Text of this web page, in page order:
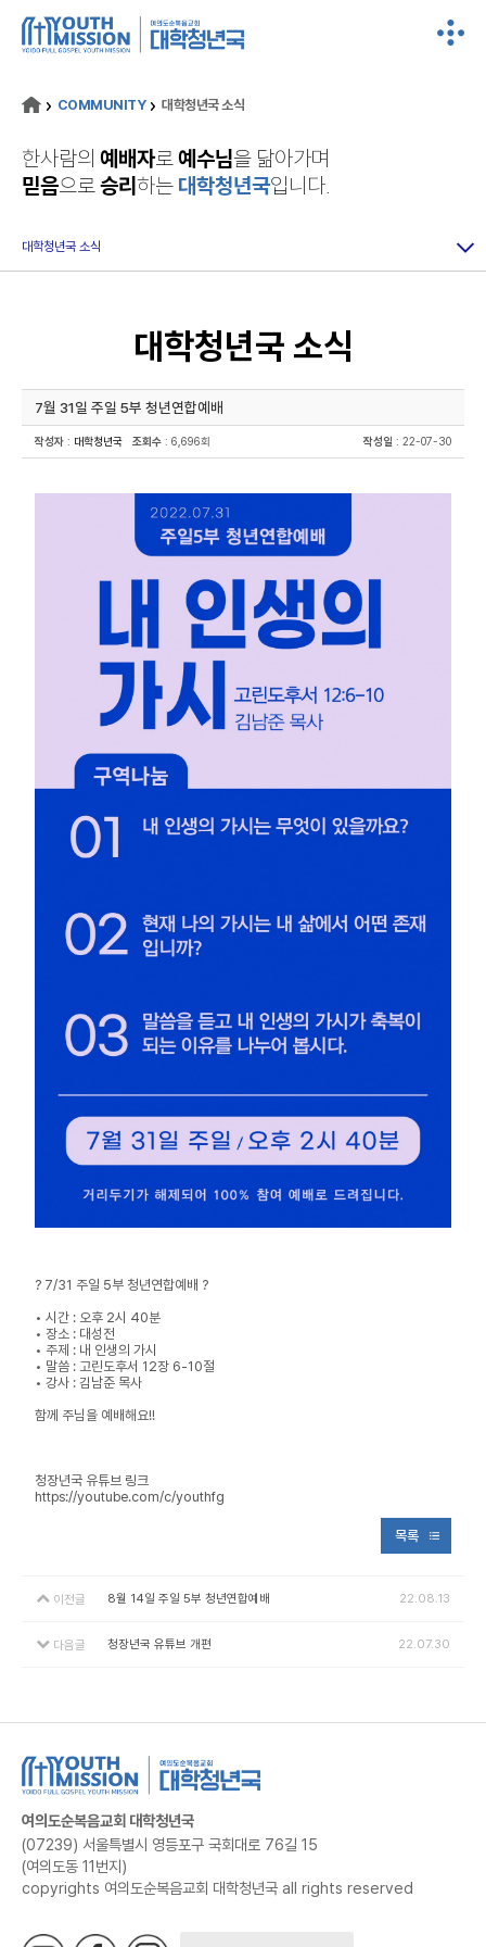
COMMUNITY 대학청년국 소식
한사람의 예배자로예수님을 닮아가며
믿음으로승리 하는 대학청년국입니다.
대학청년국 소식
대학청년국 소식
7월 31일 주일 5부 청년연합예배
작성자 : 대학청년국 조회수 : 6,696회 작성일 : 22-07-30
? 7/31 주일 5부 청년연합예배 ?
• 시간 : 오후 2시 40분
• 장소 : 대성전
• 주제 : 내 인생의 가시
• 말씀 : 고린도후서 12장 6-10절
• 강사 : 김남준 목사
함께 주님을 예배해요!!
청장년국 유튜브 링크
https://youtube.com/c/youthfg
목록
이전글 8월 14일 주일 5부 청년연합예배 22.08.13
다음글 청장년국 유튜브 개편 22.07.30
여의도순복음교회 대학청년국
(07239) 서울특별시 영등포구 국회대로 76길 15
(여의도동 11번지)
copyrights 여의도순복음교회 대학청년국 all rights reserved